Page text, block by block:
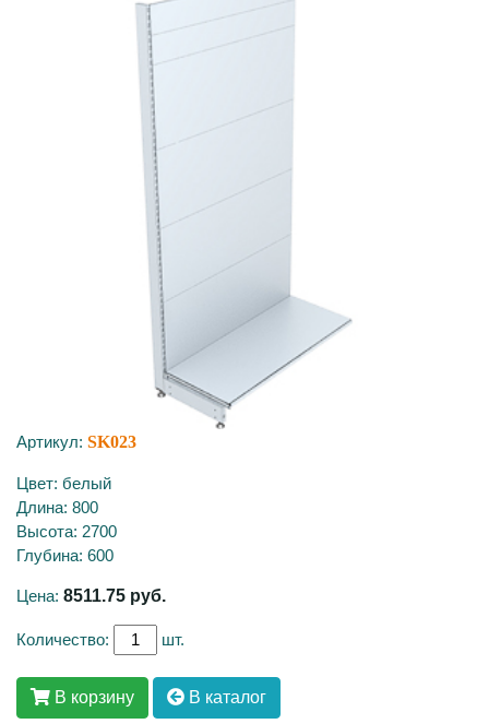
Артикул: SK023
Цвет: белый
Длина: 800
Высота: 2700
Глубина: 600
Цена: 8511.75 руб.
Количество: шт.
В корзину В каталог